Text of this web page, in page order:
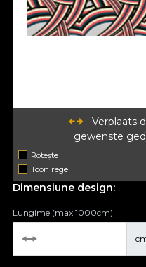
Verplaats
gewenste
Rotește
Toon regel
Dimensiune design:
Lungime (max 1000cm)